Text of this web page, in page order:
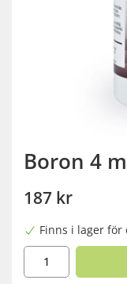
Boron 4
187 kr
Finns i lager för